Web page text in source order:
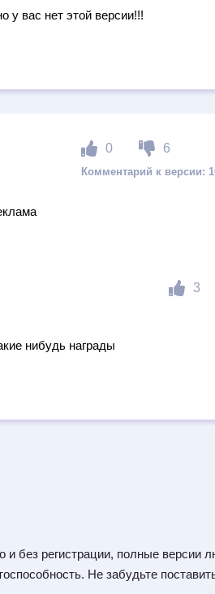
у вас нет этой версии!!!
0 6
3
нибудь награды
без регистрации, полные версии
Не забудьте